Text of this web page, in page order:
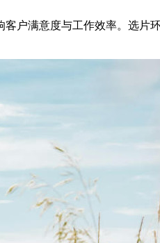
户满意度与工作效率。选片